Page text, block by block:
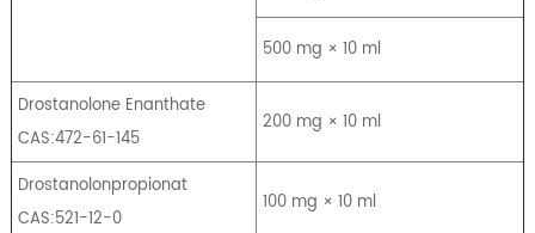
500 mg × 10 ml
Drostanolone Enanthate
CAS:472-61-145
200 mg × 10 ml
Drostanolonpropionat
CAS:521-12-0
100 mg × 10 ml